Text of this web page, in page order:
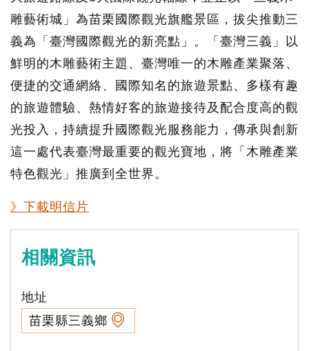
雕藝術城」為苗栗國際觀光旗艦景區，拔尖推動三
義為「臺灣國際觀光的新亮點」。「臺灣三義」以
鮮明的木雕藝術主題、臺灣唯一的木雕產業聚落、
便捷的交通網絡、國際知名的旅遊景點、多樣有趣
的旅遊體驗、熱情好客的旅遊接待及配合度高的觀
光投入，持續提升國際觀光服務能力，傳承與創新
這一處代表臺灣最重要的觀光寶地，將「木雕產業
特色觀光」推廣到全世界。
》下載明信片
相關資訊
地址
苗栗縣三義鄉